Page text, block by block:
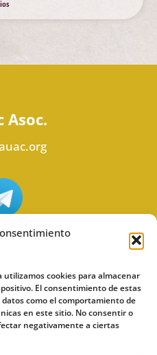
cookies para almacenar
El consentimiento de estas
como el comportamiento de
en este sitio. No consentir o
negativamente a ciertas
Asoc.
Telegram
Odysee